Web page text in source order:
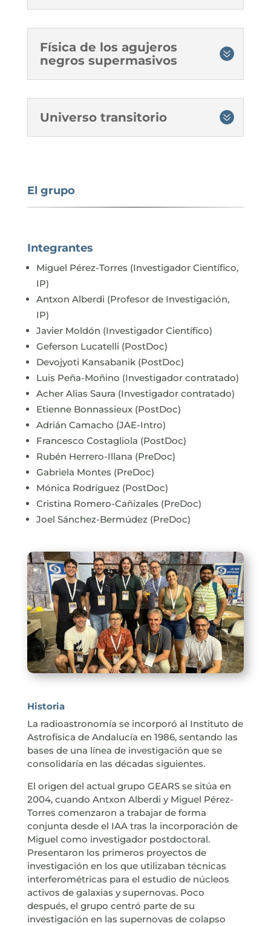
Física de los agujeros
negros supermasivos
Universo transitorio
El grupo
Integrantes
Miguel Pérez-Torres (Investigador Científico,
IP)
Antxon Alberdi (Profesor de Investigación,
IP)
Javier Moldón (Investigador Científico)
Geferson Lucatelli (PostDoc)
Devojyoti Kansabanik (PostDoc)
Luis Peña-Moñino (Investigador contratado)
Acher Alias Saura (Investigador contratado)
Etienne Bonnassieux (PostDoc)
Adrián Camacho (JAE-Intro)
Francesco Costagliola (PostDoc)
Rubén Herrero-Illana (PreDoc)
Gabriela Montes (PreDoc)
Mónica Rodríguez (PostDoc)
Cristina Romero-Cañizales (PreDoc)
Joel Sánchez-Bermúdez (PreDoc)
Historia
La radioastronomía se incorporó al Instituto de
Astrofísica de Andalucía en 1986, sentando las
bases de una línea de investigación que se
consolidaría en las décadas siguientes.
El origen del actual grupo GEARS se sitúa en
2004, cuando Antxon Alberdi y Miguel Pérez-
Torres comenzaron a trabajar de forma
conjunta desde el IAA tras la incorporación de
Miguel como investigador postdoctoral.
Presentaron los primeros proyectos de
investigación en los que utilizaban técnicas
interferométricas para el estudio de núcleos
activos de galaxias y supernovas. Poco
después, el grupo centró parte de su
investigación en las supernovas de colapso